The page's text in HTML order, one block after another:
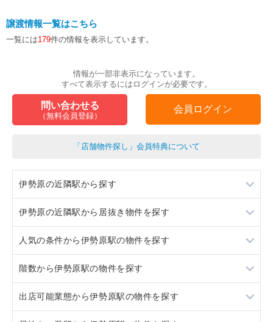
譲渡情報一覧はこちら
一覧には179件の情報を表示しています。
情報が一部非表示になっています。
すべて表示するにはログインが必要です。
問い合わせる
（無料会員登録）
会員ログイン
「店舗物件探し」会員特典について
伊勢原の近隣駅から探す
鶴巻温泉
東海大学前
本厚木
伊勢原の近隣駅から居抜き物件を探す
鶴巻温泉
東海大学前
本厚木
人気の条件から伊勢原駅の物件を探す
居抜き
スケルトン
階数から伊勢原駅の物件を探す
1階
出店可能業態から伊勢原駅の物件を探す